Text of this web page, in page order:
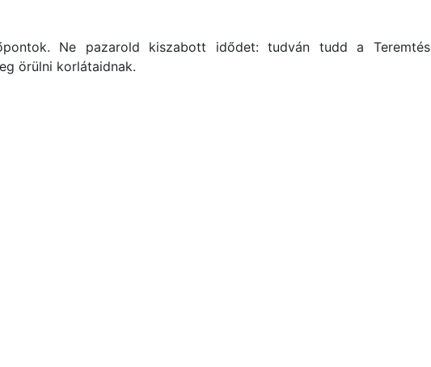
Ne pazarold kiszabott idődet: tudván tudd a Teremtés
örülni korlátaidnak.